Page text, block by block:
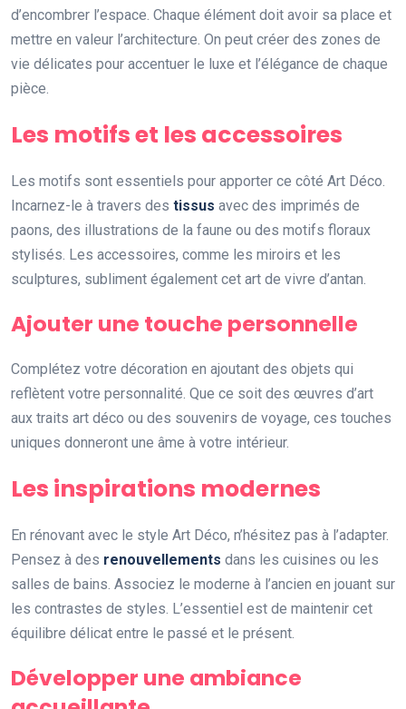
d’encombrer l’espace. Chaque élément doit avoir sa place et
mettre en valeur l’architecture. On peut créer des zones de
vie délicates pour accentuer le luxe et l’élégance de chaque
pièce.
Les motifs et les accessoires
Les motifs sont essentiels pour apporter ce côté Art Déco.
Incarnez-le à travers des tissus avec des imprimés de
paons, des illustrations de la faune ou des motifs floraux
stylisés. Les accessoires, comme les miroirs et les
sculptures, subliment également cet art de vivre d’antan.
Ajouter une touche personnelle
Complétez votre décoration en ajoutant des objets qui
reflètent votre personnalité. Que ce soit des œuvres d’art
aux traits art déco ou des souvenirs de voyage, ces touches
uniques donneront une âme à votre intérieur.
Les inspirations modernes
En rénovant avec le style Art Déco, n’hésitez pas à l’adapter.
Pensez à des renouvellements dans les cuisines ou les
salles de bains. Associez le moderne à l’ancien en jouant sur
les contrastes de styles. L’essentiel est de maintenir cet
équilibre délicat entre le passé et le présent.
Développer une ambiance